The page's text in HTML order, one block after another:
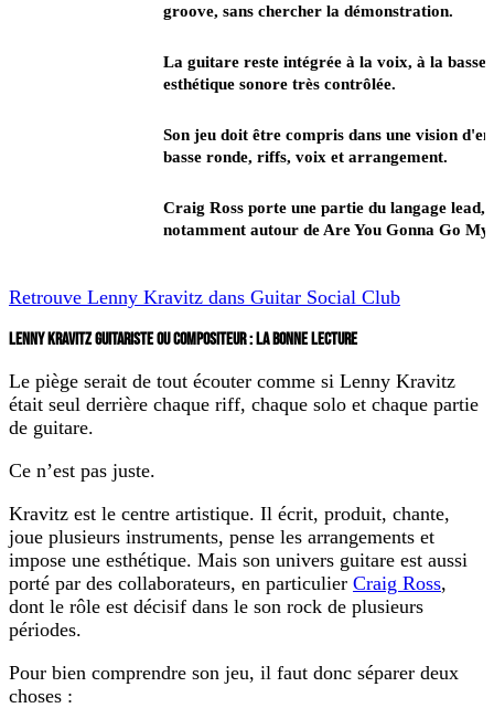
groove, sans chercher la démonstration.
La guitare reste intégrée à la voix, à la
esthétique sonore très contrôlée.
Son jeu doit être compris dans une vision
basse ronde, riffs, voix et arrangement.
Craig Ross porte une partie du langage
notamment autour de Are You Gonna Go My
Retrouve Lenny Kravitz dans Guitar Social Club
LENNY KRAVITZ GUITARISTE OU COMPOSITEUR : LA BONNE LECTURE
Le piège serait de tout écouter comme si Lenny Kravitz
était seul derrière chaque riff, chaque solo et chaque partie
de guitare.
Ce n’est pas juste.
Kravitz est le centre artistique. Il écrit, produit, chante,
joue plusieurs instruments, pense les arrangements et
impose une esthétique. Mais son univers guitare est aussi
porté par des collaborateurs, en particulier Craig Ross,
dont le rôle est décisif dans le son rock de plusieurs
périodes.
Pour bien comprendre son jeu, il faut donc séparer deux
choses :